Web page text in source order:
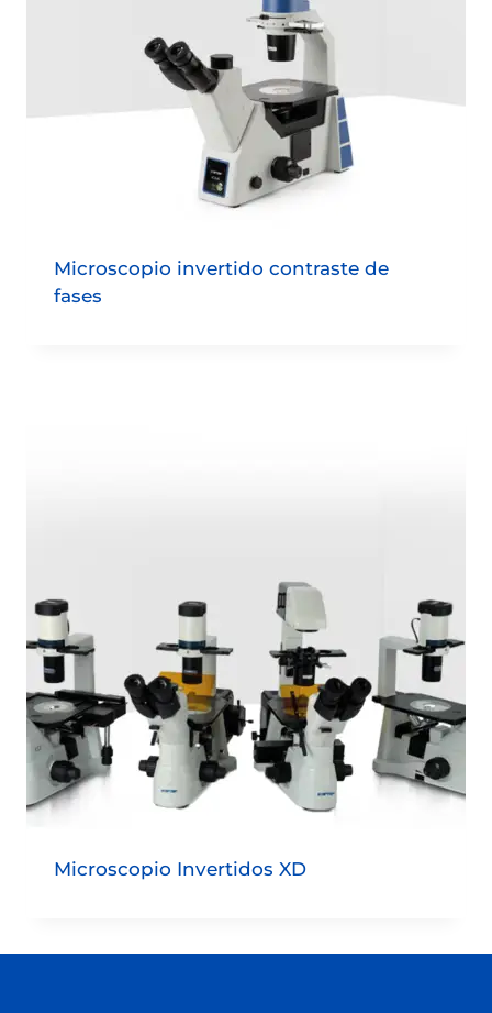
Microscopio invertido contraste de
fases
Microscopio Invertidos XD